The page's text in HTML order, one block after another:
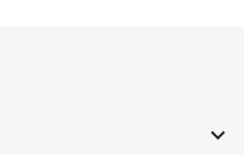
